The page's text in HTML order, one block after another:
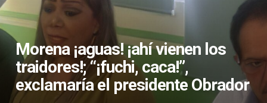
Morena ¡aguas! ¡ahí vienen los
traidores!; “¡fuchi, caca!”,
exclamaría el presidente Obrador